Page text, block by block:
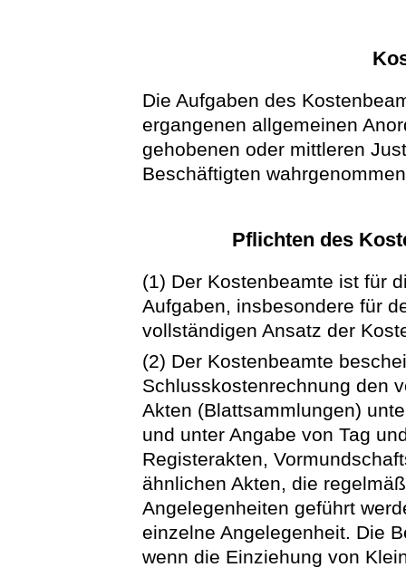
Die Aufgaben des
ergangenen allgemeinen
gehobenen oder mittleren
Beschäftigten
Pflichten des
(1) Der Kostenbeamte ist für
Aufgaben, insbesondere für
vollständigen Ansatz der
(2) Der Kostenbeamte
Schlusskostenrechnung den
Akten (Blattsammlungen)
und unter Angabe von Tag
Registerakten,
ähnlichen Akten, die
Angelegenheiten geführt
einzelne Angelegenheit. Die
wenn die Einziehung von